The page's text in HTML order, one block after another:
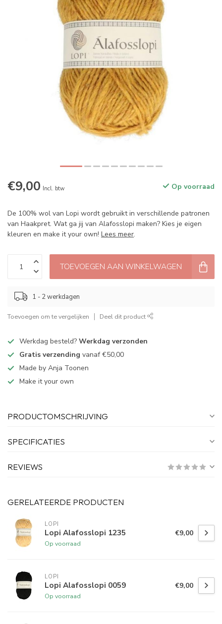
€9,00 Incl. btw Op voorraad
De 100% wol van Lopi wordt gebruikt in verschillende patronen
van Haakpret. Wat ga jij van Alafosslopi maken? Kies je eigen
kleuren en make it your own! Lees meer.
TOEVOEGEN AAN WINKELWAGEN
1 - 2 werkdagen
Toevoegen om te vergelijken Deel dit product
Werkdag besteld? Werkdag verzonden
Gratis verzending vanaf €50,00
Made by Anja Toonen
Make it your own
PRODUCTOMSCHRIJVING
SPECIFICATIES
REVIEWS
GERELATEERDE PRODUCTEN
LOPI
Lopi Alafosslopi 1235
Op voorraad
€9,00
LOPI
Lopi Alafosslopi 0059
Op voorraad
€9,00